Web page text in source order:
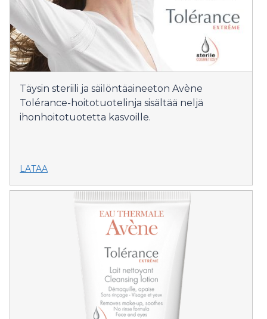
Täysin steriili ja säilöntäaineeton Avène
Tolérance-hoitotuotelinja sisältää neljä
ihonhoitotuotetta kasvoille.
LATAA